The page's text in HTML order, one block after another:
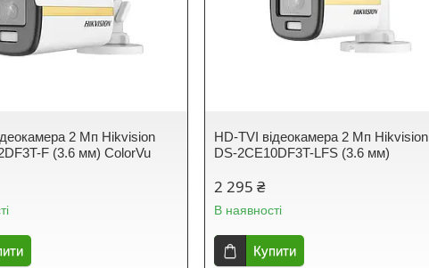
2 Мп Hikvision
F (3.6 мм) ColorVu
HD-TVI відеокамера 2 Мп Hikvision
DS-2CE10DF3T-LFS (3.6 мм)
2 295 ₴
В наявності
Купити